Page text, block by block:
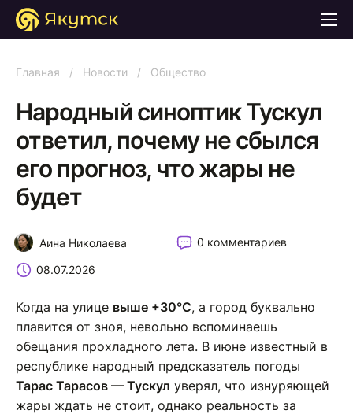
Главная / Новости / Общество
Народный синоптик Тускул
ответил, почему не сбылся
его прогноз, что жары не
будет
Аина Николаева 0 комментариев
08.07.2026
Когда на улице выше +30°С, а город буквально
плавится от зноя, невольно вспоминаешь
обещания прохладного лета. В июне известный в
республике народный предсказатель погоды
Тарас Тарасов — Тускул уверял, что изнуряющей
жары ждать не стоит, однако реальность за